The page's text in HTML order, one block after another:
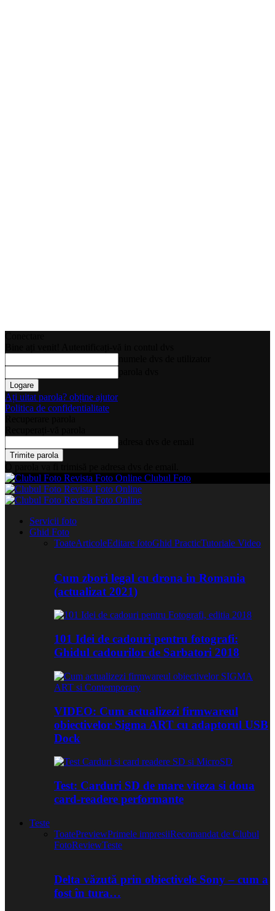
Ați uitat parola? obține ajutor
Politica de confidentialitate
Clubul Foto
Servicii foto
Ghid Foto
ToateArticoleEditare fotoGhid PracticTutoriale Video
Cum zbori legal cu drona in Romania
(actualizat 2021)
101 Idei de cadouri pentru fotografi:
Ghidul cadourilor de Sarbatori 2018
VIDEO: Cum actualizezi firmwareul
obiectivelor Sigma ART cu adaptorul USB
Dock
Test: Carduri SD de mare viteza si doua
card-readere performante
Teste
ToatePreviewPrimele impresiiRecomandat de Clubul
FotoReviewTeste
Delta văzută prin obiectivele Sony – cum a
fost în tura…